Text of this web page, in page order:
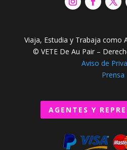
Viaja, Estudia y Trabaja como
© VETE De Au Pair –
Aviso de
Prensa
AGENTES Y